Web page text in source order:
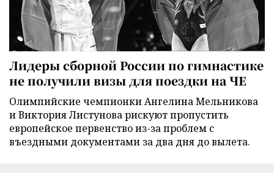
Лидеры сборной России по гимнастике
не получили визы для поездки на ЧЕ
Олимпийские чемпионки Ангелина Мельникова
и Виктория Листунова рискуют пропустить
европейское первенство из-за проблем с
въездными документами за два дня до вылета.